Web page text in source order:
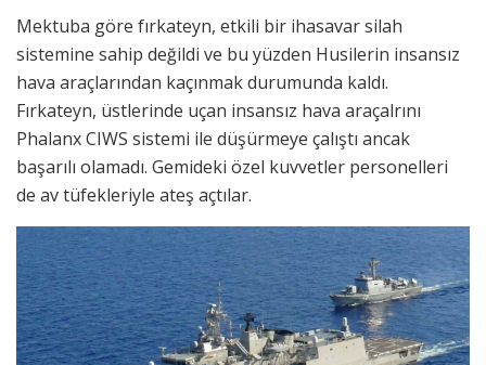
Mektuba göre fırkateyn, etkili bir ihasavar silah
sistemine sahip değildi ve bu yüzden Husilerin insansız
hava araçlarından kaçınmak durumunda kaldı.
Fırkateyn, üstlerinde uçan insansız hava araçalrını
Phalanx CIWS sistemi ile düşürmeye çalıştı ancak
başarılı olamadı. Gemideki özel kuvvetler personelleri
de av tüfekleriyle ateş açtılar.